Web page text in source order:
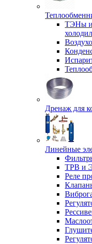
ТЭНы
Дренаж для
Линейные
ТРВ и
Реле